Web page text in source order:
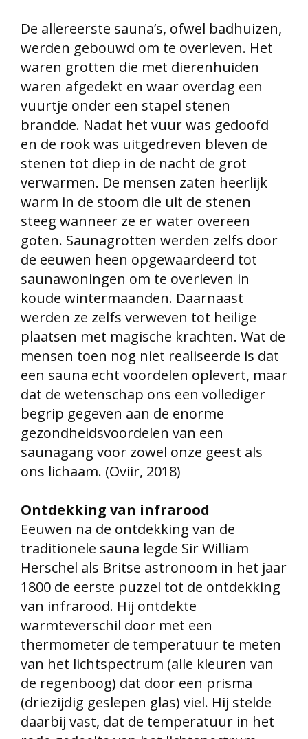
De allereerste sauna’s, ofwel badhuizen,
werden gebouwd om te overleven. Het
waren grotten die met dierenhuiden
waren afgedekt en waar overdag een
vuurtje onder een stapel stenen
brandde. Nadat het vuur was gedoofd
en de rook was uitgedreven bleven de
stenen tot diep in de nacht de grot
verwarmen. De mensen zaten heerlijk
warm in de stoom die uit de stenen
steeg wanneer ze er water overeen
goten. Saunagrotten werden zelfs door
de eeuwen heen opgewaardeerd tot
saunawoningen om te overleven in
koude wintermaanden. Daarnaast
werden ze zelfs verweven tot heilige
plaatsen met magische krachten. Wat de
mensen toen nog niet realiseerde is dat
een sauna echt voordelen oplevert, maar
dat de wetenschap ons een vollediger
begrip gegeven aan de enorme
gezondheidsvoordelen van een
saunagang voor zowel onze geest als
ons lichaam. (Oviir, 2018)
Ontdekking van infrarood
Eeuwen na de ontdekking van de
traditionele sauna legde Sir William
Herschel als Britse astronoom in het jaar
1800 de eerste puzzel tot de ontdekking
van infrarood. Hij ontdekte
warmteverschil door met een
thermometer de temperatuur te meten
van het lichtspectrum (alle kleuren van
de regenboog) dat door een prisma
(driezijdig geslepen glas) viel. Hij stelde
daarbij vast, dat de temperatuur in het